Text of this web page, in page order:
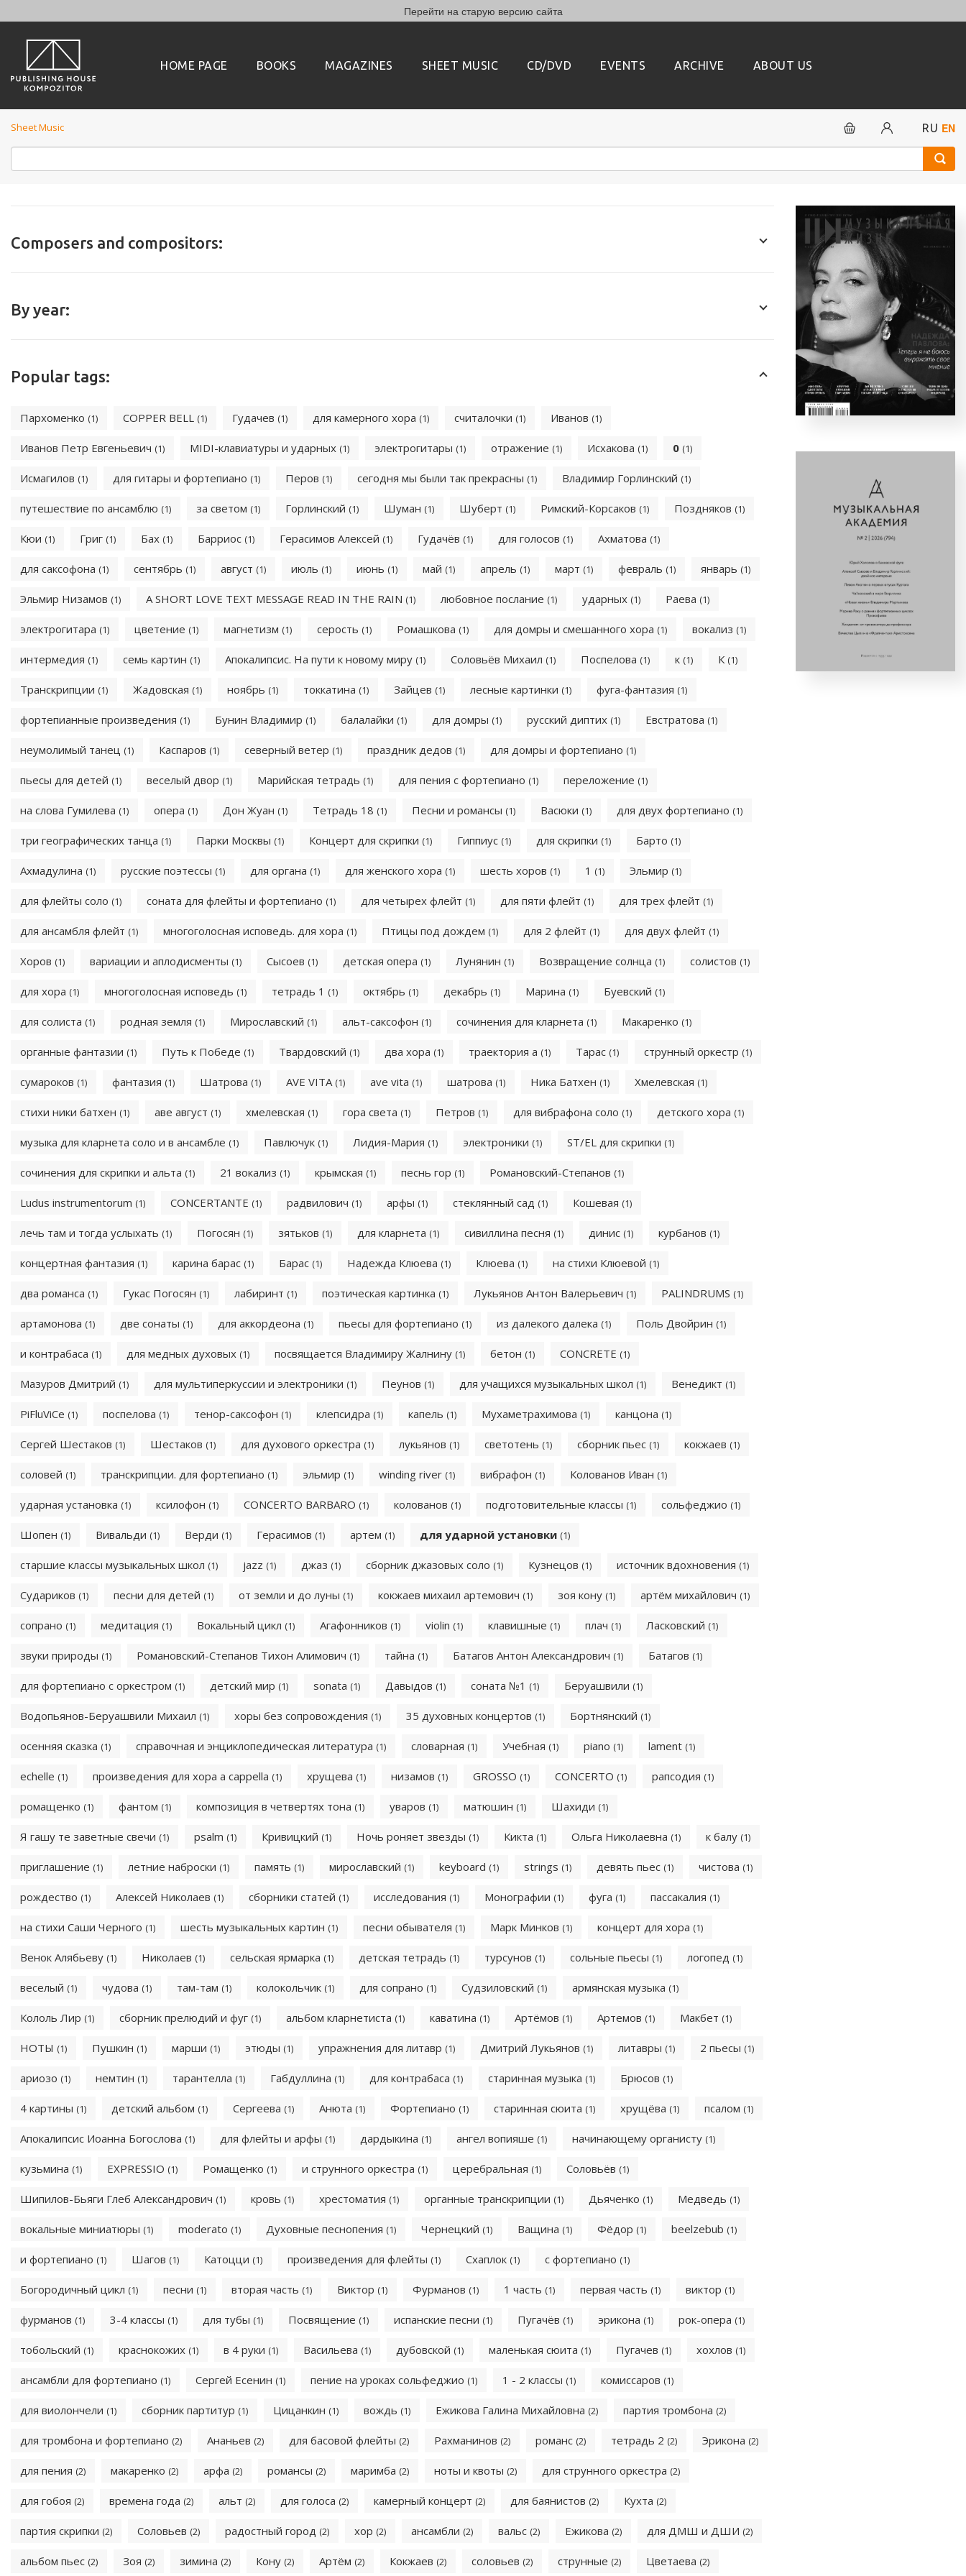
Перейти на старую версию сайта
HOME PAGE BOOKS MAGAZINES SHEET MUSIC CD/DVD EVENTS ARCHIVE ABOUT US
Sheet Music RU EN
Composers and compositors:
By year:
Popular tags:
Пархоменко (1) COPPER BELL (1) Гудачев (1) для камерного хора (1) считалочки (1) Иванов (1)
Иванов Петр Евгеньевич (1) MIDI-клавиатуры и ударных (1) электрогитары (1) отражение (1) Исхакова (1) 0 (1)
Исмагилов (1) для гитары и фортепиано (1) Перов (1) сегодня мы были так прекрасны (1) Владимир Горлинский (1)
путешествие по ансамблю (1) за светом (1) Горлинский (1) Шуман (1) Шуберт (1) Римский-Корсаков (1) Поздняков (1)
Кюи (1) Григ (1) Бах (1) Барриос (1) Герасимов Алексей (1) Гудачёв (1) для голосов (1) Ахматова (1)
для саксофона (1) сентябрь (1) август (1) июль (1) июнь (1) май (1) апрель (1) март (1) февраль (1) январь (1)
Эльмир Низамов (1) A SHORT LOVE TEXT MESSAGE READ IN THE RAIN (1) любовное послание (1) ударных (1) Раева (1)
электрогитара (1) цветение (1) магнетизм (1) серость (1) Ромашкова (1) для домры и смешанного хора (1) вокализ (1)
интермедия (1) семь картин (1) Апокалипсис. На пути к новому миру (1) Соловьёв Михаил (1) Поспелова (1) к (1) К (1)
Транскрипции (1) Жадовская (1) ноябрь (1) токкатина (1) Зайцев (1) лесные картинки (1) фуга-фантазия (1)
фортепианные произведения (1) Бунин Владимир (1) балалайки (1) для домры (1) русский диптих (1) Евстратова (1)
неумолимый танец (1) Каспаров (1) северный ветер (1) праздник дедов (1) для домры и фортепиано (1)
пьесы для детей (1) веселый двор (1) Марийская тетрадь (1) для пения с фортепиано (1) переложение (1)
на слова Гумилева (1) опера (1) Дон Жуан (1) Тетрадь 18 (1) Песни и романсы (1) Васюки (1) для двух фортепиано (1)
три географических танца (1) Парки Москвы (1) Концерт для скрипки (1) Гиппиус (1) для скрипки (1) Барто (1)
Ахмадулина (1) русские поэтессы (1) для органа (1) для женского хора (1) шесть хоров (1) 1 (1) Эльмир (1)
для флейты соло (1) соната для флейты и фортепиано (1) для четырех флейт (1) для пяти флейт (1) для трех флейт (1)
для ансамбля флейт (1) многоголосная исповедь. для хора (1) Птицы под дождем (1) для 2 флейт (1) для двух флейт (1)
Хоров (1) вариации и аплодисменты (1) Сысоев (1) детская опера (1) Лунянин (1) Возвращение солнца (1) солистов (1)
для хора (1) многоголосная исповедь (1) тетрадь 1 (1) октябрь (1) декабрь (1) Марина (1) Буевский (1)
для солиста (1) родная земля (1) Мирославский (1) альт-саксофон (1) сочинения для кларнета (1) Макаренко (1)
органные фантазии (1) Путь к Победе (1) Твардовский (1) два хора (1) траектория а (1) Тарас (1) струнный оркестр (1)
сумароков (1) фантазия (1) Шатрова (1) AVE VITA (1) ave vita (1) шатрова (1) Ника Батхен (1) Хмелевская (1)
стихи ники батхен (1) аве август (1) хмелевская (1) гора света (1) Петров (1) для вибрафона соло (1) детского хора (1)
музыка для кларнета соло и в ансамбле (1) Павлючук (1) Лидия-Мария (1) электроники (1) ST/EL для скрипки (1)
сочинения для скрипки и альта (1) 21 вокализ (1) крымская (1) песнь гор (1) Романовский-Степанов (1)
Ludus instrumentorum (1) CONCERTANTE (1) радвилович (1) арфы (1) стеклянный сад (1) Кошевая (1)
лечь там и тогда услыхать (1) Погосян (1) зятьков (1) для кларнета (1) сивиллина песня (1) динис (1) курбанов (1)
концертная фантазия (1) карина барас (1) Барас (1) Надежда Клюева (1) Клюева (1) на стихи Клюевой (1)
два романса (1) Гукас Погосян (1) лабиринт (1) поэтическая картинка (1) Лукьянов Антон Валерьевич (1) PALINDRUMS (1)
артамонова (1) две сонаты (1) для аккордеона (1) пьесы для фортепиано (1) из далекого далека (1) Поль Двойрин (1)
и контрабаса (1) для медных духовых (1) посвящается Владимиру Жалнину (1) бетон (1) CONCRETE (1)
Мазуров Дмитрий (1) для мультиперкуссии и электроники (1) Пеунов (1) для учащихся музыкальных школ (1) Венедикт (1)
PiFluViCe (1) поспелова (1) тенор-саксофон (1) клепсидра (1) капель (1) Мухаметрахимова (1) канцона (1)
Сергей Шестаков (1) Шестаков (1) для духового оркестра (1) лукьянов (1) светотень (1) сборник пьес (1) кокжаев (1)
соловей (1) транскрипции. для фортепиано (1) эльмир (1) winding river (1) вибрафон (1) Колованов Иван (1)
ударная установка (1) ксилофон (1) CONCERTO BARBARO (1) колованов (1) подготовительные классы (1) сольфеджио (1)
Шопен (1) Вивальди (1) Верди (1) Герасимов (1) артем (1) для ударной установки (1)
старшие классы музыкальных школ (1) jazz (1) джаз (1) сборник джазовых соло (1) Кузнецов (1) источник вдохновения (1)
Судариков (1) песни для детей (1) от земли и до луны (1) кокжаев михаил артемович (1) зоя кону (1) артём михайлович (1)
сопрано (1) медитация (1) Вокальный цикл (1) Агафонников (1) violin (1) клавишные (1) плач (1) Ласковский (1)
звуки природы (1) Романовский-Степанов Тихон Алимович (1) тайна (1) Батагов Антон Александрович (1) Батагов (1)
для фортепиано с оркестром (1) детский мир (1) sonata (1) Давыдов (1) соната №1 (1) Беруашвили (1)
Водопьянов-Беруашвили Михаил (1) хоры без сопровождения (1) 35 духовных концертов (1) Бортнянский (1)
осенняя сказка (1) справочная и энциклопедическая литература (1) словарная (1) Учебная (1) piano (1) lament (1)
echelle (1) произведения для хора a cappella (1) хрущева (1) низамов (1) GROSSO (1) CONCERTO (1) рапсодия (1)
ромащенко (1) фантом (1) композиция в четвертях тона (1) уваров (1) матюшин (1) Шахиди (1)
Я гашу те заветные свечи (1) psalm (1) Кривицкий (1) Ночь роняет звезды (1) Кикта (1) Ольга Николаевна (1) к балу (1)
приглашение (1) летние наброски (1) память (1) мирославский (1) keyboard (1) strings (1) девять пьес (1) чистова (1)
рождество (1) Алексей Николаев (1) сборники статей (1) исследования (1) Монографии (1) фуга (1) пассакалия (1)
на стихи Саши Черного (1) шесть музыкальных картин (1) песни обывателя (1) Марк Минков (1) концерт для хора (1)
Венок Алябьеву (1) Николаев (1) сельская ярмарка (1) детская тетрадь (1) турсунов (1) сольные пьесы (1) логопед (1)
веселый (1) чудова (1) там-там (1) колокольчик (1) для сопрано (1) Судзиловский (1) армянская музыка (1)
Кололь Лир (1) сборник прелюдий и фуг (1) альбом кларнетиста (1) каватина (1) Артёмов (1) Артемов (1) Макбет (1)
НОТЫ (1) Пушкин (1) марши (1) этюды (1) упражнения для литавр (1) Дмитрий Лукьянов (1) литавры (1) 2 пьесы (1)
ариозо (1) немтин (1) тарантелла (1) Габдуллина (1) для контрабаса (1) старинная музыка (1) Брюсов (1)
4 картины (1) детский альбом (1) Сергеева (1) Анюта (1) Фортепиано (1) старинная сюита (1) хрущёва (1) псалом (1)
Апокалипсис Иоанна Богослова (1) для флейты и арфы (1) дардыкина (1) ангел вопияше (1) начинающему органисту (1)
кузьмина (1) EXPRESSIO (1) Ромащенко (1) и струнного оркестра (1) церебральная (1) Соловьёв (1)
Шипилов-Бьяги Глеб Александрович (1) кровь (1) хрестоматия (1) органные транскрипции (1) Дьяченко (1) Медведь (1)
вокальные миниатюры (1) moderato (1) Духовные песнопения (1) Чернецкий (1) Ващина (1) Фёдор (1) beelzebub (1)
и фортепиано (1) Шагов (1) Катоцци (1) произведения для флейты (1) Схаплок (1) с фортепиано (1)
Богородичный цикл (1) песни (1) вторая часть (1) Виктор (1) Фурманов (1) 1 часть (1) первая часть (1) виктор (1)
фурманов (1) 3-4 классы (1) для тубы (1) Посвящение (1) испанские песни (1) Пугачёв (1) эрикона (1) рок-опера (1)
тобольский (1) краснокожих (1) в 4 руки (1) Васильева (1) дубовской (1) маленькая сюита (1) Пугачев (1) хохлов (1)
ансамбли для фортепиано (1) Сергей Есенин (1) пение на уроках сольфеджио (1) 1 - 2 классы (1) комиссаров (1)
для виолончели (1) сборник партитур (1) Цицанкин (1) вождь (1) Ежикова Галина Михайловна (2) партия тромбона (2)
для тромбона и фортепиано (2) Ананьев (2) для басовой флейты (2) Рахманинов (2) романс (2) тетрадь 2 (2) Эрикона (2)
для пения (2) макаренко (2) арфа (2) романсы (2) маримба (2) ноты и квоты (2) для струнного оркестра (2)
для гобоя (2) времена года (2) альт (2) для голоса (2) камерный концерт (2) для баянистов (2) Кухта (2)
партия скрипки (2) Соловьев (2) радостный город (2) хор (2) ансамбли (2) вальс (2) Ежикова (2) для ДМШ и ДШИ (2)
альбом пьес (2) Зоя (2) зимина (2) Кону (2) Артём (2) Кокжаев (2) соловьев (2) струнные (2) Цветаева (2)